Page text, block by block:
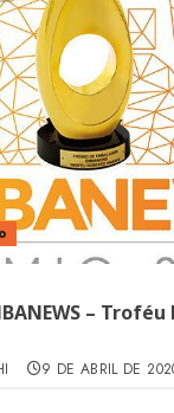
–
9 DE ABRIL DE